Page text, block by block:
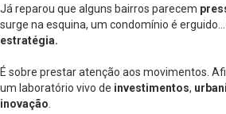
Já reparou que alguns bairros parecem
surge na esquina, um condomínio é
estratégia.
É sobre prestar atenção aos movimentos.
um laboratório vivo de investimentos,
inovação